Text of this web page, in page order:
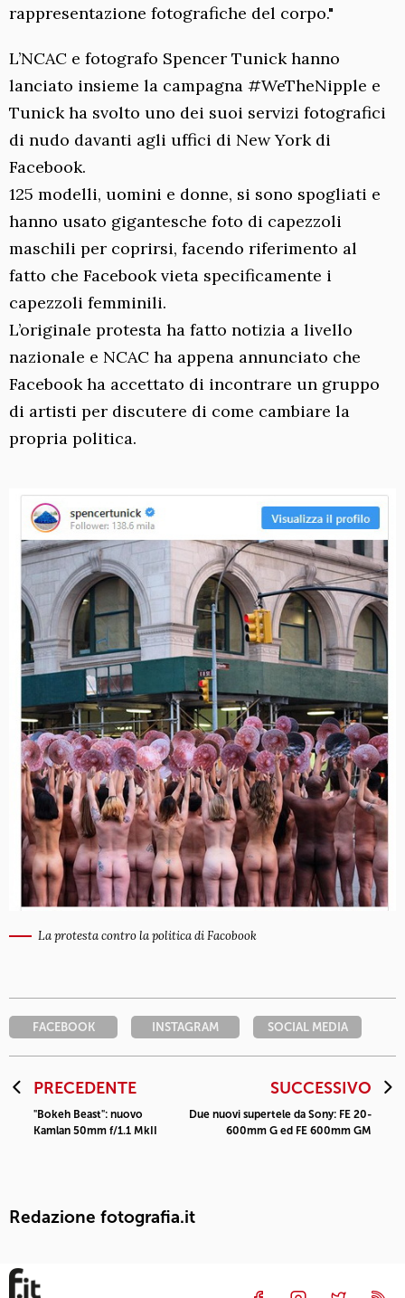
rappresentazione fotografiche del corpo."
L’NCAC e fotografo Spencer Tunick hanno
lanciato insieme la campagna #WeTheNipple e
Tunick ha svolto uno dei suoi servizi fotografici
di nudo davanti agli uffici di New York di
Facebook.
125 modelli, uomini e donne, si sono spogliati e
hanno usato gigantesche foto di capezzoli
maschili per coprirsi, facendo riferimento al
fatto che Facebook vieta specificamente i
capezzoli femminili.
L’originale protesta ha fatto notizia a livello
nazionale e NCAC ha appena annunciato che
Facebook ha accettato di incontrare un gruppo
di artisti per discutere di come cambiare la
propria politica.
La protesta contro la politica di Facobook
FACEBOOK INSTAGRAM SOCIAL MEDIA
PRECEDENTE
"Bokeh Beast": nuovo
Kamlan 50mm f/1.1 MkII
SUCCESSIVO
Due nuovi supertele da Sony: FE 20-
600mm G ed FE 600mm GM
Redazione fotografia.it